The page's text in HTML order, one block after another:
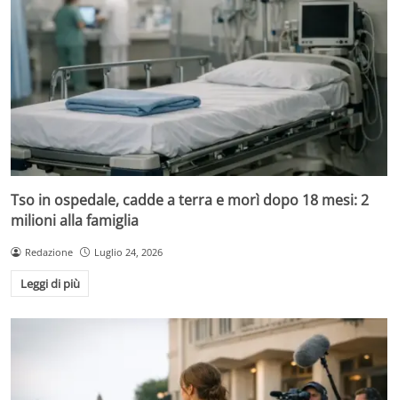
Tso in ospedale, cadde a terra e morì dopo 18 mesi: 2
milioni alla famiglia
Redazione Luglio 24, 2026
Leggi di più